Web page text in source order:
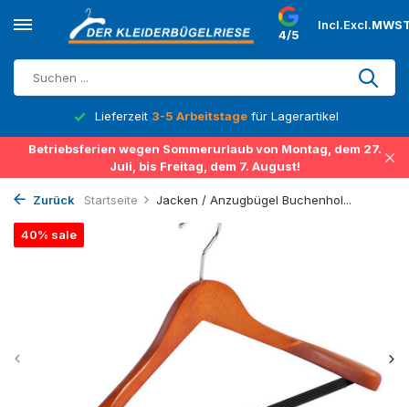
4/5
Incl.Excl.
Lieferzeit 3-5 Arbeitstage für Lagerartikel
Betriebsferien wegen Sommerurlaub von Montag, dem 27.
Juli, bis Freitag, dem 7. August!
Zurück Startseite Jacken / Anzugbügel Buchenhol...
40% sale